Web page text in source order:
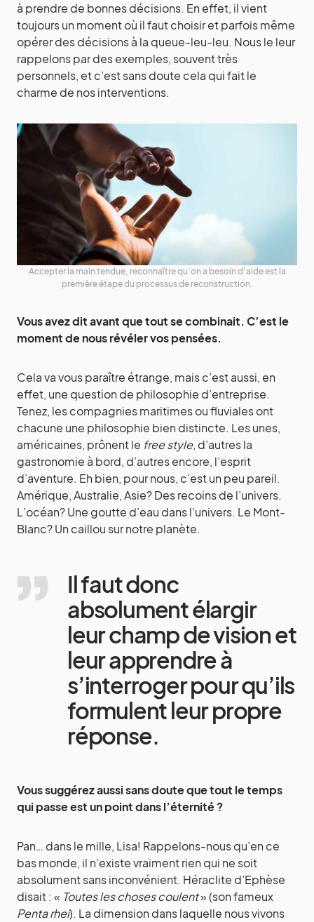
à prendre de bonnes décisions. En effet, il vient
toujours un moment où il faut choisir et parfois même
opérer des décisions à la queue-leu-leu. Nous le leur
rappelons par des exemples, souvent très
personnels, et c’est sans doute cela qui fait le
charme de nos interventions.
Accepter la main tendue, reconnaître qu’on a besoin d’aide est la
première étape du processus de reconstruction.
Vous avez dit avant que tout se combinait. C’est le
moment de nous révéler vos pensées.
Cela va vous paraître étrange, mais c’est aussi, en
effet, une question de philosophie d’entreprise.
Tenez, les compagnies maritimes ou fluviales ont
chacune une philosophie bien distincte. Les unes,
américaines, prônent le free style, d’autres la
gastronomie à bord, d’autres encore, l’esprit
d’aventure. Eh bien, pour nous, c’est un peu pareil.
Amérique, Australie, Asie? Des recoins de l’univers.
L’océan? Une goutte d’eau dans l’univers. Le Mont-
Blanc? Un caillou sur notre planète.
Il faut donc
absolument élargir
leur champ de vision et
leur apprendre à
s’interroger pour qu’ils
formulent leur propre
réponse.
Vous suggérez aussi sans doute que tout le temps
qui passe est un point dans l’éternité ?
Pan… dans le mille, Lisa! Rappelons-nous qu’en ce
bas monde, il n’existe vraiment rien qui ne soit
absolument sans inconvénient. Héraclite d’Ephèse
disait : « Toutes les choses coulent» (son fameux
Penta rhei). La dimension dans laquelle nous vivons